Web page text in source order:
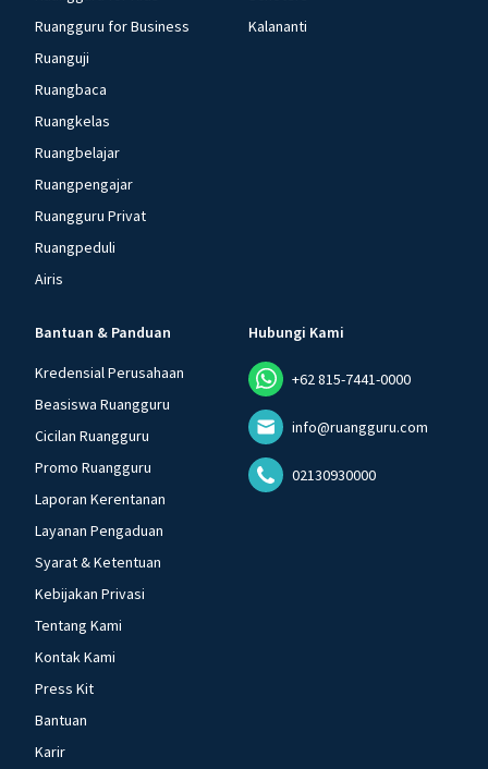
Ruangguru for Business
Ruanguji
Ruangbaca
Ruangkelas
Ruangbelajar
Ruangpengajar
Ruangguru Privat
Ruangpeduli
Airis
Kalananti
Bantuan & Panduan
Kredensial Perusahaan
Beasiswa Ruangguru
Cicilan Ruangguru
Promo Ruangguru
Laporan Kerentanan
Layanan Pengaduan
Syarat & Ketentuan
Kebijakan Privasi
Tentang Kami
Kontak Kami
Press Kit
Bantuan
Karir
Hubungi Kami
+62 815-7441-0000
info@ruangguru.com
02130930000